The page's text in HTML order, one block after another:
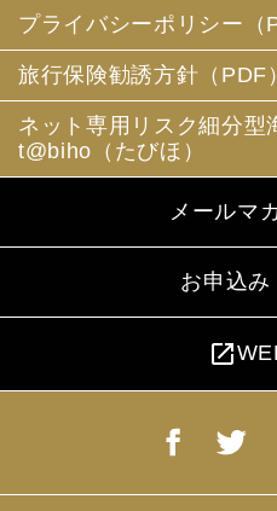
プライバシーポリシー（
旅行保険勧誘方針（PDF）
ネット専用リスク細分型
t@biho（たびほ）
メールマ
お申込み
open_in_new